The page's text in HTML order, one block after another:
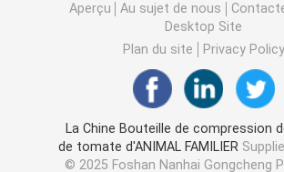
Capsule en plastique
Préformation en plastique de
Bouteilles en plastique de
Aperçu Au sujet de nous
Desktop Site
Plan du site
Privacy Policy
La Chine Bouteille de compression
de tomate d'ANIMAL FAMILIER
© 2025 Foshan Nanhai Gongcheng